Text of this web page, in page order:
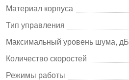
Материал корпуса
Тип управления
Максимальный уровень шума, дБ
Количество скоростей
Режимы работы